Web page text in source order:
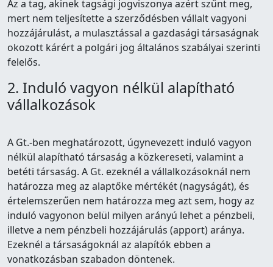
Az a tag, akinek tagsági jogviszonya azért szűnt meg,
mert nem teljesítette a szerződésben vállalt vagyoni
hozzájárulást, a mulasztással a gazdasági társaságnak
okozott kárért a polgári jog általános szabályai szerinti
felelős.
2. Induló vagyon nélkül alapítható
vállalkozások
A Gt.-ben meghatározott, úgynevezett induló vagyon
nélkül alapítható társaság a közkereseti, valamint a
betéti társaság. A Gt. ezeknél a vállalkozásoknál nem
határozza meg az alaptőke mértékét (nagyságát), és
értelemszerűen nem határozza meg azt sem, hogy az
induló vagyonon belül milyen arányú lehet a pénzbeli,
illetve a nem pénzbeli hozzájárulás (apport) aránya.
Ezeknél a társaságoknál az alapítók ebben a
vonatkozásban szabadon döntenek.